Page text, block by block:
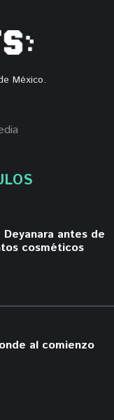
México.
antes de
cosméticos
al comienzo